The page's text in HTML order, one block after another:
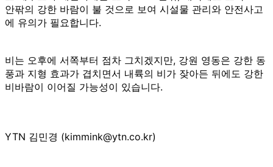
안팎의 강한 바람이 불 것으로 보여 시설물 관리와 안전사고
에 유의가 필요합니다.
비는 오후에 서쪽부터 점차 그치겠지만, 강원 영동은 강한 동
풍과 지형 효과가 겹치면서 내륙의 비가 잦아든 뒤에도 강한
비바람이 이어질 가능성이 있습니다.
YTN 김민경 (kimmink@ytn.co.kr)